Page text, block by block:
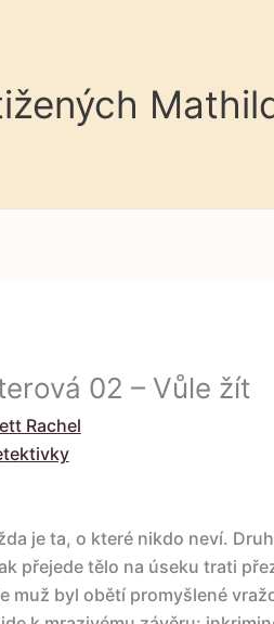
02 – Vůle žít
Rachel
je ta, o které nikdo neví.
přejede tělo na úseku trati
muž byl obětí promyšlené